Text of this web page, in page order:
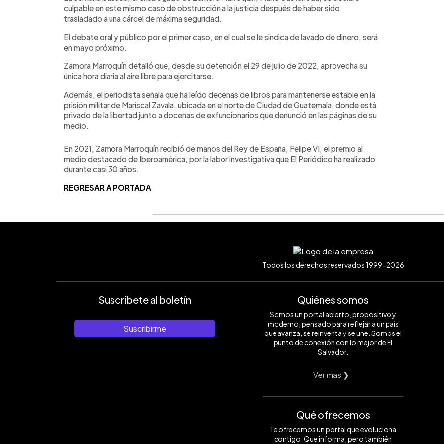
culpable en este mismo caso de obstrucción a la justicia después de haber sido
trasladado a una cárcel de máxima seguridad.
El debate oral y público por el primer caso, en el cual se le sindica de lavado de dinero, será
en mayo próximo.
Zamora Marroquín detalló que, desde su detención el 29 de julio de 2022, aprovecha su
única hora diaria al aire libre para ejercitarse.
Además, el periodista señala que ha leído decenas de libros para mantenerse estable en la
prisión militar de Mariscal Zavala, ubicada en el norte de Ciudad de Guatemala, donde está
privado de la libertad junto a docenas de exfuncionarios que denunció en las páginas de su
medio.
En 2021, Zamora Marroquín recibió de manos del Rey de España, Felipe VI, el premio al
medio destacado de Iberoamérica, por la labor investigativa que El Periódico ha realizado
durante casi 30 años.
REGRESAR A PORTADA
Todos los derechos reservados 1999-2026
Suscríbete al boletín
Suscribirme
Quiénes somos
Somos un portal abierto, propositivo y
moderno, pensado para reflejar a un país
que avanza, se reinventa y se une. Somos el
punto de conexión con lo mejor de El
Salvador.
Ver mas ❯
Qué ofrecemos
Te ofrecemos un portal que evoluciona
contigo. Que informa, pero también